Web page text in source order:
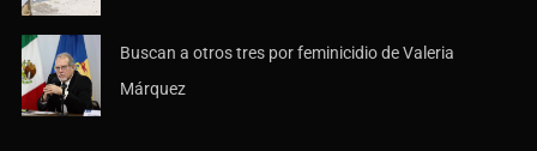
Buscan a otros tres por feminicidio de Valeria
Márquez